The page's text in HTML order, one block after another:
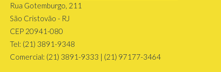
Rua Gotemburgo, 211
São Cristovão - RJ
CEP 20941-080
Tel: (21) 3891-9348
Comercial: (21) 3891-9333 | (21) 97177-3464